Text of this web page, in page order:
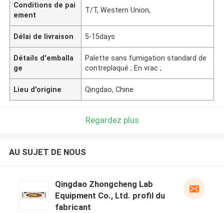
Conditions de pai
ement
T/T, Western Union,
Délai de livraison 5-15days
Détails d'emballa
ge
Palette sans fumigation standard de
contreplaqué ; En vrac ;
Lieu d'origine Qingdao, Chine
Regardez plus
AU SUJET DE NOUS
Qingdao Zhongcheng Lab
Equipment Co., Ltd. profil du
fabricant